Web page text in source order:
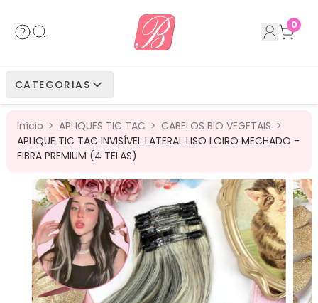
0
CATEGORIAS
Cabelos Humanos
Cabelos Bio Vegetais
Cabelos Humanos
Cabelos Bio Vegetais
Cabelos Bio Fibra
Início > APLIQUES TIC TAC > CABELOS BIO VEGETAIS >
APLIQUE TIC TAC INVISÍVEL LATERAL LISO LOIRO MECHADO -
FIBRA PREMIUM (4 TELAS)